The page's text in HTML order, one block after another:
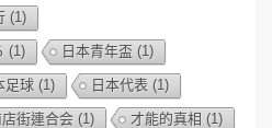
(1)
(1) 日本青年盃 (1)
足球 (1) 日本代表 (1)
街連合会 (1) 才能的真相 (1)